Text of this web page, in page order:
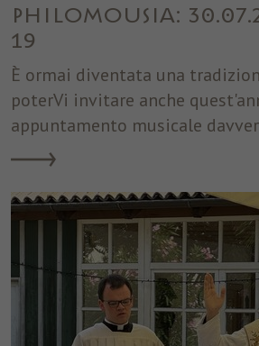
Philomousia:
19
È ormai diventata una
poterVi invitare anche
appuntamento musicale